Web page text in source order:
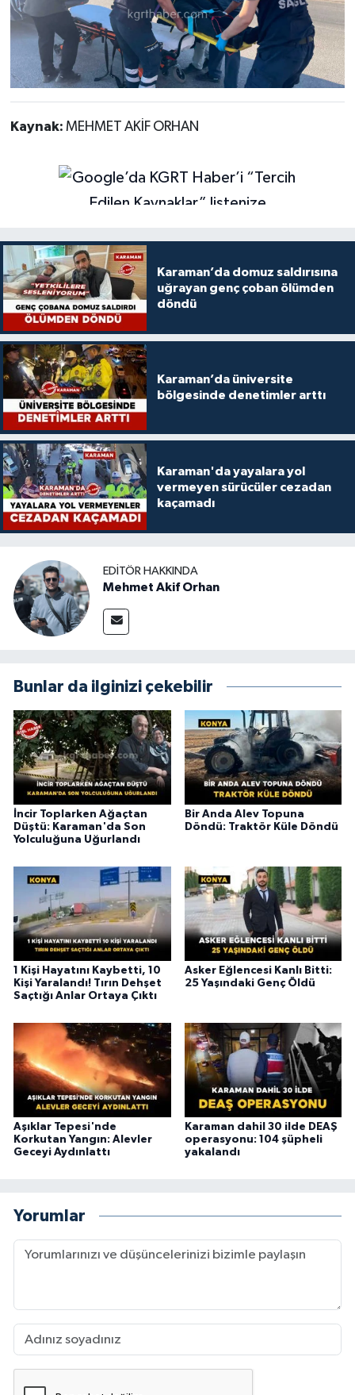
Kaynak: MEHMET AKİF ORHAN
Karaman’da domuz saldırısına
uğrayan genç çoban ölümden
döndü
Karaman’da üniversite
bölgesinde denetimler arttı
Karaman'da yayalara yol
vermeyen sürücüler cezadan
kaçamadı
EDITÖR HAKKINDA
Mehmet Akif Orhan
Bunlar da ilginizi çekebilir
İncir Toplarken Ağaçtan
Düştü: Karaman'da Son
Yolculuğuna Uğurlandı
Bir Anda Alev Topuna
Döndü: Traktör Küle Döndü
1 Kişi Hayatını Kaybetti, 10
Kişi Yaralandı! Tırın Dehşet
Saçtığı Anlar Ortaya Çıktı
Asker Eğlencesi Kanlı Bitti:
25 Yaşındaki Genç Öldü
Aşıklar Tepesi'nde
Korkutan Yangın: Alevler
Geceyi Aydınlattı
Karaman dahil 30 ilde DEAŞ
operasyonu: 104 şüpheli
yakalandı
Yorumlar